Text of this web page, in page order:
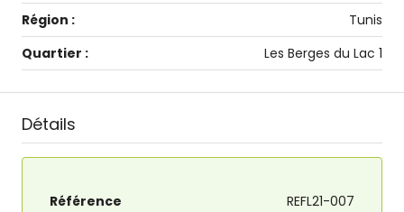
Région :
Tunis
Quartier :
Les Berges du Lac 1
Détails
Référence
REFL21-007